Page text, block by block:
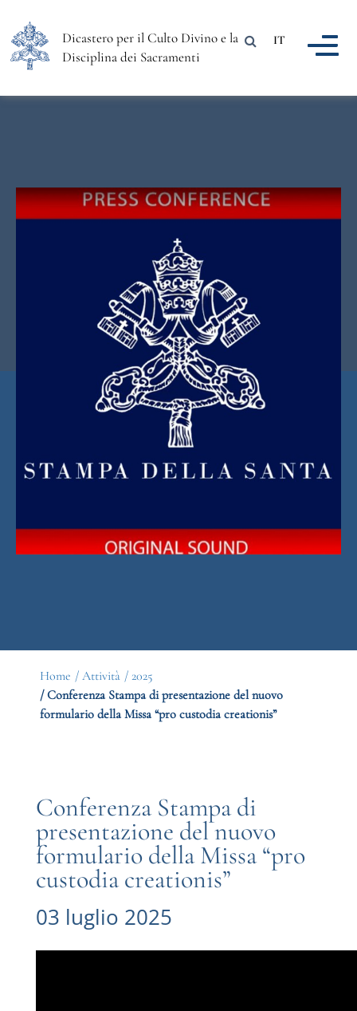
Dicastero per il Culto Divino e la
Disciplina dei Sacramenti
IT
Home / Attività / 2025
/ Conferenza Stampa di presentazione del nuovo
formulario della Missa “pro custodia creationis”
Conferenza Stampa di
presentazione del nuovo
formulario della Missa “pro
custodia creationis”
03 luglio 2025